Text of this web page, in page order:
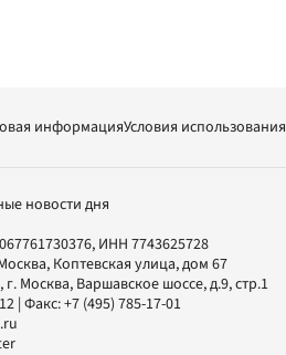
информацияУсловия использования
новости дня
ИНН 7743625728
Коптевская улица, дом 67
, г. Москва, Варшавское шоссе, д.9, стр.1
| Факс:+7 (495) 785-17-01